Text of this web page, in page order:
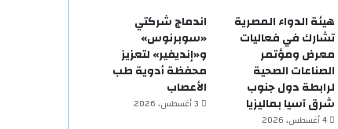
هيئة الدواء المصرية
تشارك في فعاليات
معرض ومؤتمر
الصناعات الصحية
لرابطة دول جنوب
شرق آسيا بماليزيا
4 أغسطس، 2026
اندماج شركتي
«سوبرنوس»
و«إنديفير» لتعزيز
محفظة أدوية طب
الأعصاب
3 أغسطس، 2026